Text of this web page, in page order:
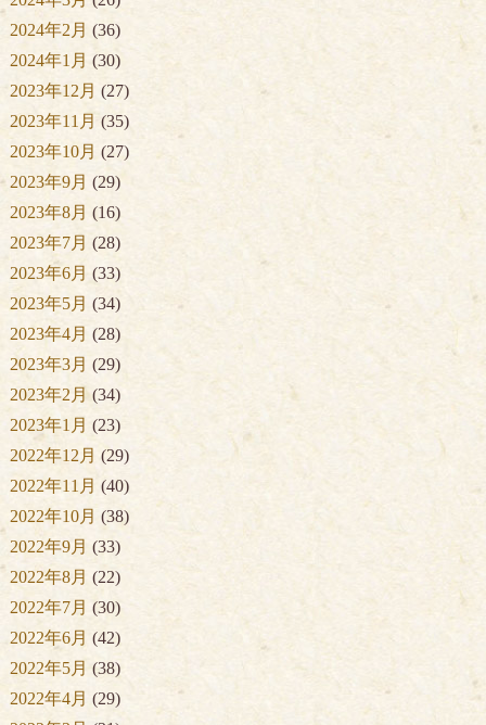
2024年2月 (36)
2024年1月 (30)
2023年12月 (27)
2023年11月 (35)
2023年10月 (27)
2023年9月 (29)
2023年8月 (16)
2023年7月 (28)
2023年6月 (33)
2023年5月 (34)
2023年4月 (28)
2023年3月 (29)
2023年2月 (34)
2023年1月 (23)
2022年12月 (29)
2022年11月 (40)
2022年10月 (38)
2022年9月 (33)
2022年8月 (22)
2022年7月 (30)
2022年6月 (42)
2022年5月 (38)
2022年4月 (29)